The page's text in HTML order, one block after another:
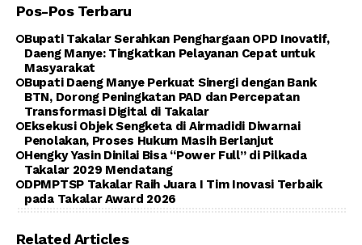
Pos-Pos Terbaru
Bupati Takalar Serahkan Penghargaan OPD Inovatif,
Daeng Manye: Tingkatkan Pelayanan Cepat untuk
Masyarakat
Bupati Daeng Manye Perkuat Sinergi dengan Bank
BTN, Dorong Peningkatan PAD dan Percepatan
Transformasi Digital di Takalar
Eksekusi Objek Sengketa di Airmadidi Diwarnai
Penolakan, Proses Hukum Masih Berlanjut
Hengky Yasin Dinilai Bisa “Power Full” di Pilkada
Takalar 2029 Mendatang
DPMPTSP Takalar Raih Juara I Tim Inovasi Terbaik
pada Takalar Award 2026
Related Articles